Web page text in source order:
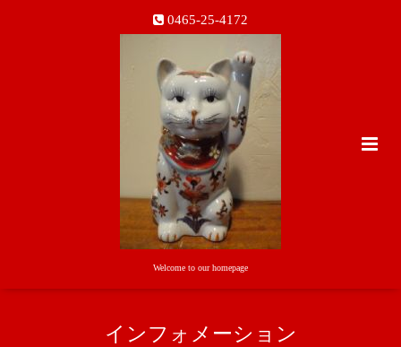
0465-25-4172
Welcome to our homepage
インフォメーション